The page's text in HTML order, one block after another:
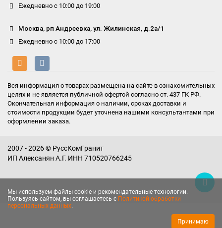
Мы используем файлы cookie и рекомендательные технологии.
Пользуясь сайтом, вы соглашаетесь с Политикой обработки
персональных данных.
Принимаю
Ежедневно с 10:00 до 19:00
Москва, рп Андреевка, ул. Жилинская, д.2а/1
Ежедневно с 10:00 до 17:00
Вся информация о товарах размещена на сайте в ознакомительных
целях и не является публичной офертой согласно ст. 437 ГК РФ.
Окончательная информация о наличии, сроках доставки и
стоимости продукции будет уточнена нашими консультантами при
оформлении заказа.
2007 - 2026 © РуссКомГранит
ИП Алексанян А.Г. ИНН 710520766245